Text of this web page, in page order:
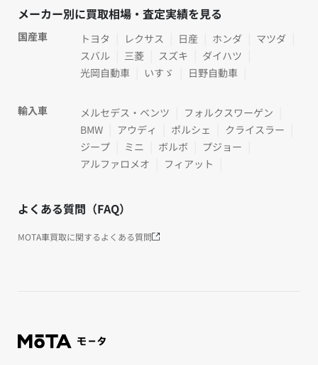
メーカー別に買取相場・査定実績を見る
国産車 トヨタ レクサス 日産 ホンダ
マツダ
スバル
三菱 スズキ
ダイハツ
光岡自動車
いすゞ 日野自動車
輸入車 メルセデス・ベンツ
フォルクスワーゲン
BMW
アウディ ポルシェ
クライスラー
ジープ
ミニ ボルボ
プジョー
アルファロメオ
フィアット
よくある質問（FAQ）
MOTA車買取に関するよくある質問